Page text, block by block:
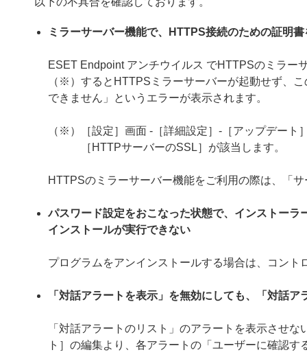
ミラーサーバー機能で、HTTPS接続のための証明
ESET Endpoint アンチウイルス でHTTPSのミラー
（※）するとHTTPSミラーサーバーが起動せず、
できません」というエラーが表示されます。
（※）［設定］画面 -［詳細設定］-［アップデー
［HTTPサーバーのSSL］が該当します。
HTTPSのミラーサーバー機能をご利用の際は、「
パスワード設定をおこなった状態で、インストー
インストールが実行できない
プログラムをアンインストールする場合は、コン
「対話アラートを表示」を無効にしても、「対話
「対話アラートのリスト」のアラートを表示させ
ト］の編集より、各アラートの「ユーザーに確認